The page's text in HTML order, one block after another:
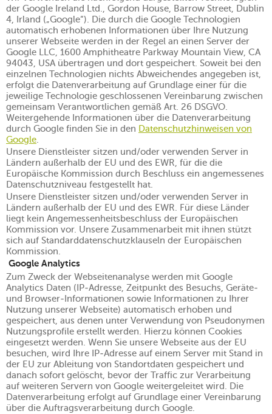
der Google Ireland Ltd., Gordon House, Barrow Street, Dublin
4, Irland („Google“). Die durch die Google Technologien
automatisch erhobenen Informationen über Ihre Nutzung
unserer Webseite werden in der Regel an einen Server der
Google LLC, 1600 Amphitheatre Parkway Mountain View, CA
94043, USA übertragen und dort gespeichert. Soweit bei den
einzelnen Technologien nichts Abweichendes angegeben ist,
erfolgt die Datenverarbeitung auf Grundlage einer für die
jeweilige Technologie geschlossenen Vereinbarung zwischen
gemeinsam Verantwortlichen gemäß Art. 26 DSGVO.
Weitergehende Informationen über die Datenverarbeitung
durch Google finden Sie in den Datenschutzhinweisen von
Google.
Unsere Dienstleister sitzen und/oder verwenden Server in
Ländern außerhalb der EU und des EWR, für die die
Europäische Kommission durch Beschluss ein angemessenes
Datenschutzniveau festgestellt hat.
Unsere Dienstleister sitzen und/oder verwenden Server in
Ländern außerhalb der EU und des EWR. Für diese Länder
liegt kein Angemessenheitsbeschluss der Europäischen
Kommission vor. Unsere Zusammenarbeit mit ihnen stützt
sich auf Standarddatenschutzklauseln der Europäischen
Kommission.
Google Analytics
Zum Zweck der Webseitenanalyse werden mit Google
Analytics Daten (IP-Adresse, Zeitpunkt des Besuchs, Geräte-
und Browser-Informationen sowie Informationen zu Ihrer
Nutzung unserer Webseite) automatisch erhoben und
gespeichert, aus denen unter Verwendung von Pseudonymen
Nutzungsprofile erstellt werden. Hierzu können Cookies
eingesetzt werden. Wenn Sie unsere Webseite aus der EU
besuchen, wird Ihre IP-Adresse auf einem Server mit Stand in
der EU zur Ableitung von Standortdaten gespeichert und
danach sofort gelöscht, bevor der Traffic zur Verarbeitung
auf weiteren Servern von Google weitergeleitet wird. Die
Datenverarbeitung erfolgt auf Grundlage einer Vereinbarung
über die Auftragsverarbeitung durch Google.